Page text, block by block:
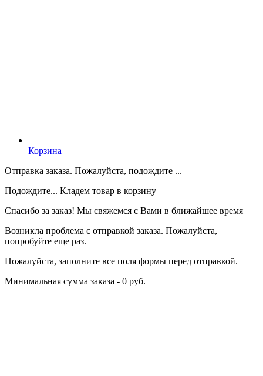
Корзина
Отправка заказа. Пожалуйста, подождите ...
Подождите... Кладем товар в корзину
Спасибо за заказ! Мы свяжемся с Вами в ближайшее время
Возникла проблема с отправкой заказа. Пожалуйста,
попробуйте еще раз.
Пожалуйста, заполните все поля формы перед отправкой.
Минимальная сумма заказа - 0 руб.